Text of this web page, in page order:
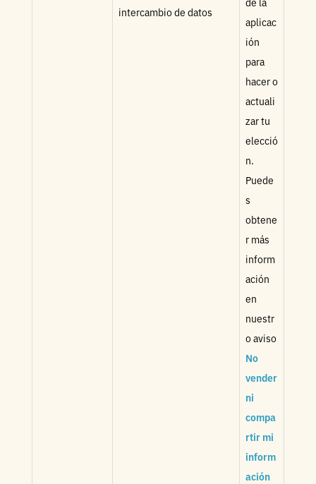
intercambio de datos
aplicac
ión
para
hacer o
actuali
zar tu
elecció
n.
Puede
s
obtene
r más
inform
ación
en
nuestr
o aviso
No
vender
ni
compa
rtir mi
inform
ación